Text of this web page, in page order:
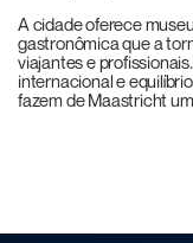
A cidade oferece
gastronômica que a
viajantes e
internacional e
fazem de Maastricht